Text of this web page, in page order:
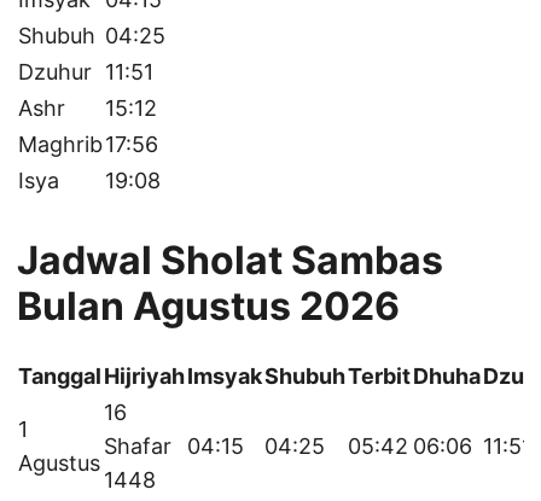
Shubuh 04:25
Dzuhur 11:51
Ashr
15:12
Maghrib17:56
Isya
19:08
Jadwal Sholat Sambas
Bulan Agustus 2026
TanggalHijriyahImsyakShubuhTerbitDhuha
1
Agustus
16
Shafar
1448
04:15 04:25 05:42 06:06 11:51